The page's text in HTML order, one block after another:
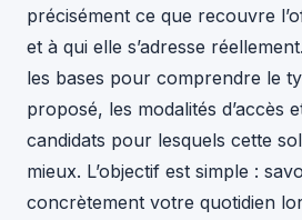
précisément ce que recouvre
et à qui elle s’adresse
les bases pour comprendre le
proposé, les modalités d’accès
candidats pour lesquels cette
mieux. L’objectif est simple :
concrètement votre quotidien